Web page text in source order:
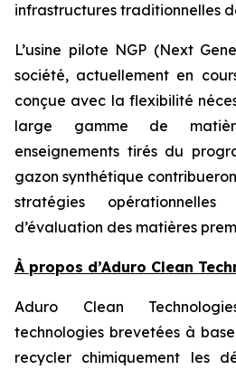
infrastructures traditionnelles
L’usine pilote NGP (Next
société, actuellement en
conçue avec la flexibilité
large gamme de
enseignements tirés du
gazon synthétique
stratégies
d’évaluation des matières
À propos d’Aduro Clean
Aduro Clean
technologies brevetées à
recycler chimiquement les